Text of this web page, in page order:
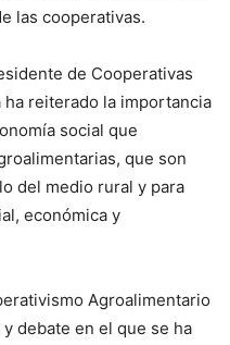
las cooperativas.
de Cooperativas
reiterado la importancia
social que
que son
del medio rural y para
económica y
Agroalimentario
debate en el que se ha